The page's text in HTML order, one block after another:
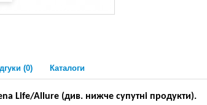
(0) Каталоги
Life/Allure (див. нижче супутні продукти).